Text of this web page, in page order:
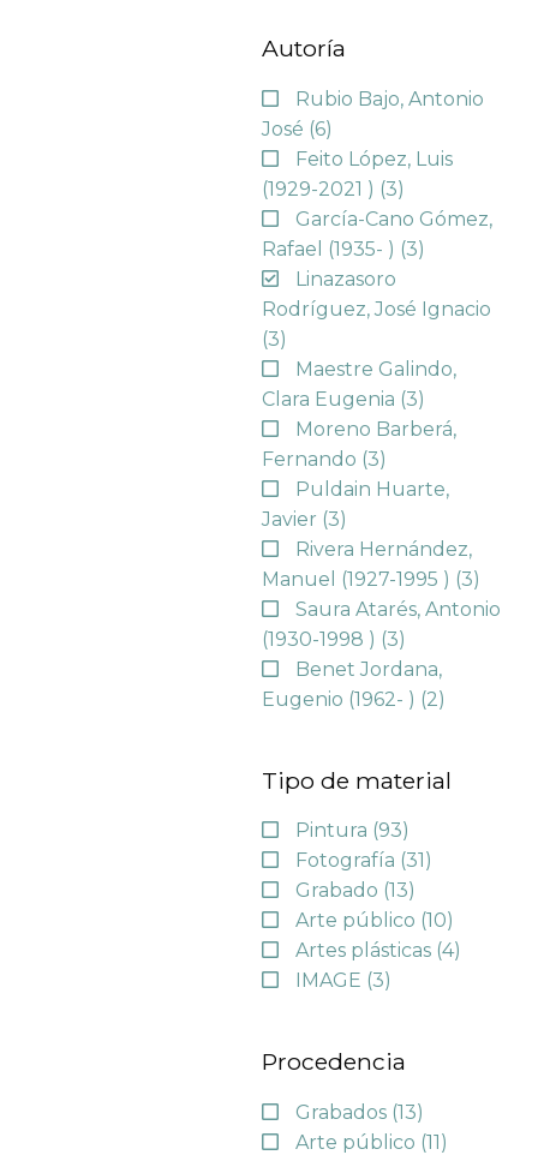
Autoría
Rubio Bajo, Antonio
José (6)
Feito López, Luis
(1929-2021 ) (3)
García-Cano Gómez,
Rafael (1935- ) (3)
Linazasoro
Rodríguez, José Ignacio
(3)
Maestre Galindo,
Clara Eugenia (3)
Moreno Barberá,
Fernando (3)
Puldain Huarte,
Javier (3)
Rivera Hernández,
Manuel (1927-1995 ) (3)
Saura Atarés, Antonio
(1930-1998 ) (3)
Benet Jordana,
Eugenio (1962- ) (2)
Tipo de material
Pintura (93)
Fotografía (31)
Grabado (13)
Arte público (10)
Artes plásticas (4)
IMAGE (3)
Procedencia
Grabados (13)
Arte público (11)